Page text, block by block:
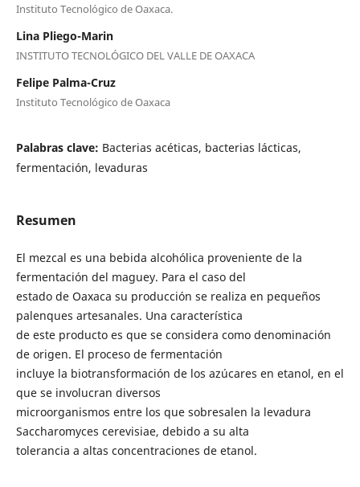
Instituto Tecnológico de Oaxaca.
Lina Pliego-Marin
INSTITUTO TECNOLÓGICO DEL VALLE DE OAXACA
Felipe Palma-Cruz
Instituto Tecnológico de Oaxaca
Palabras clave: Bacterias acéticas, bacterias lácticas,
fermentación, levaduras
Resumen
El mezcal es una bebida alcohólica proveniente de la
fermentación del maguey. Para el caso del
estado de Oaxaca su producción se realiza en pequeños
palenques artesanales. Una característica
de este producto es que se considera como denominación
de origen. El proceso de fermentación
incluye la biotransformación de los azúcares en etanol, en el
que se involucran diversos
microorganismos entre los que sobresalen la levadura
Saccharomyces cerevisiae, debido a su alta
tolerancia a altas concentraciones de etanol.